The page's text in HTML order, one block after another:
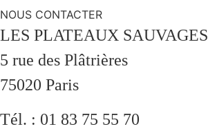
NOUS CONTACTER
LES PLATEAUX SAUVAGES
5 rue des Plâtrières
75020 Paris
Tél. : 01 83 75 55 70